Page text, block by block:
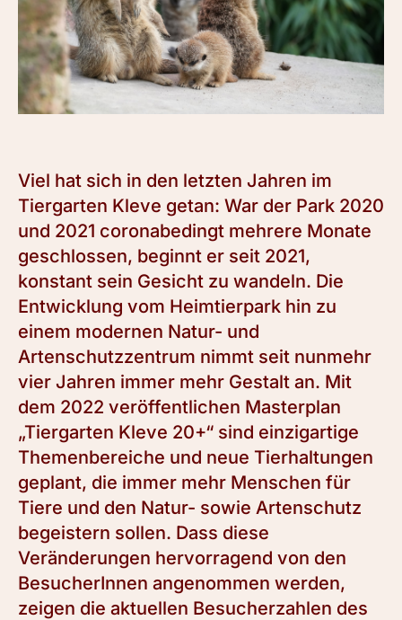
Viel hat sich in den letzten Jahren im
Tiergarten Kleve getan: War der Park 2020
und 2021 coronabedingt mehrere Monate
geschlossen, beginnt er seit 2021,
konstant sein Gesicht zu wandeln. Die
Entwicklung vom Heimtierpark hin zu
einem modernen Natur- und
Artenschutzzentrum nimmt seit nunmehr
vier Jahren immer mehr Gestalt an. Mit
dem 2022 veröffentlichen Masterplan
„Tiergarten Kleve 20+“ sind einzigartige
Themenbereiche und neue Tierhaltungen
geplant, die immer mehr Menschen für
Tiere und den Natur- sowie Artenschutz
begeistern sollen. Dass diese
Veränderungen hervorragend von den
BesucherInnen angenommen werden,
zeigen die aktuellen Besucherzahlen des